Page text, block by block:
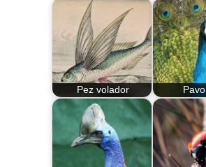
Pez volador